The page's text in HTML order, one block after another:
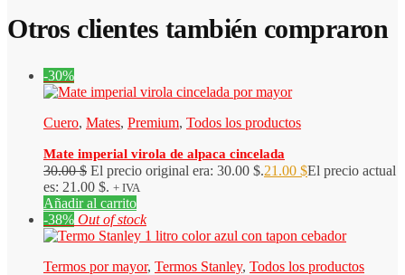
Otros clientes también compraron
-30%
Cuero, Mates, Premium, Todos los productos
Mate imperial virola de alpaca cincelada
30.00$ El precio original era: 30.00 $.21.00 $El precio actual
es: 21.00 $. + IVA
Añadir al carrito
-38% Out of stock
Termos por mayor, Termos Stanley, Todos los productos